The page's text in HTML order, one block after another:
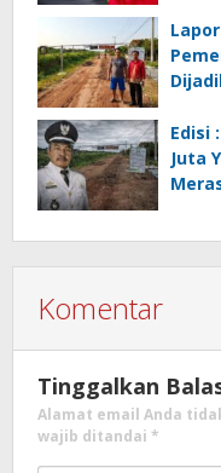
Lapor
Edisi
Juta
Meras. Pemda Tulang
Komentar
Tinggalkan
Alamat email Anda
wajib ditandai *